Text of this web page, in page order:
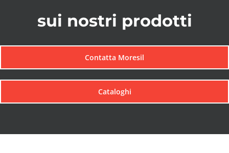
sui nostri prodotti
Contatta Moresil
Cataloghi